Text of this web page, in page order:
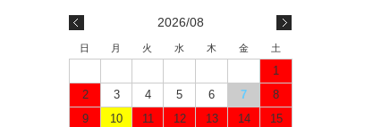
2026/08
日 月 火 水 木 金 土
1
2
3 4 5 6 7
8
9
10 11 12 13 14
15